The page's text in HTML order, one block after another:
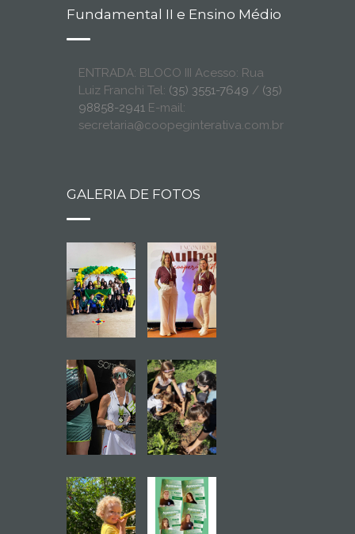
Fundamental II e Ensino Médio
ENTRADA: BLOCO III Acesso: Rua
Luiz Franchi Tel: (35) 3551-7649 / (35)
98858-2941 E-mail:
secretaria@coopeginterativa.com.br
GALERIA DE FOTOS